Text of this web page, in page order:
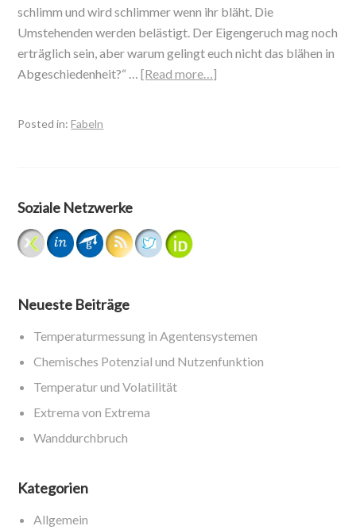
schlimm und wird schlimmer wenn ihr bläht. Die
Umstehenden werden belästigt. Der Eigengeruch mag noch
erträglich sein, aber warum gelingt euch nicht das blähen in
Abgeschiedenheit?“ …[Read more…]
Posted in:Fabeln
Soziale Netzwerke
Neueste Beiträge
Temperaturmessung in Agentensystemen
Chemisches Potenzial und Nutzenfunktion
Temperatur und Volatilität
Extrema von Extrema
Wanddurchbruch
Kategorien
Allgemein